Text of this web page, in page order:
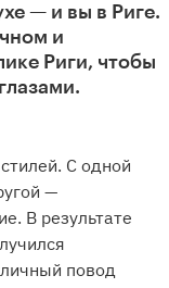
— и вы в Риге.
и
Риги, чтобы
С одной
—
В результате
повод